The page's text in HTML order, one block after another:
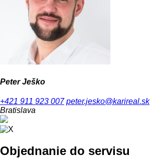
Peter Ješko
+421 911 923 007 peter.jesko@karireal.sk
Bratislava
Objednanie do servisu